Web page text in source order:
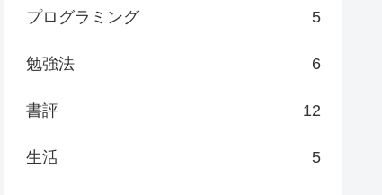
プログラミング 5
勉強法 6
書評 12
生活 5